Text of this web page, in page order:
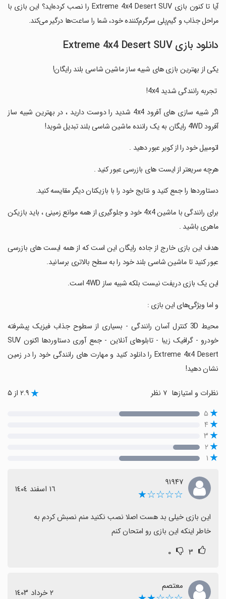
آیا تا کنون بازی Extreme 4x4 Desert SUV را نصب کرده‌اید؟ این بازی با
مراحل جذاب و گیم‌پلی سرگرم‌کننده خود، شما را ساعت‌ها درگیر می‌کند.
دانلود بازی Extreme 4x4 Desert SUV
یکی از بهترین بازی های شبیه ساز ماشین شاسی بلند رایگان!
‏ تجربه رانندگی شدید 4x4!
‏اگر شبیه سازی های آفرود 4x4 شدید را دوست دارید ، در بهترین شبیه ساز
آفرود 4WD رایگان به یک راننده ماشین شاسی بلند تبدیل شوید!
‏اتومبیل خود را از کویر عبور دهید .
‏هرچه سریعتر از ایست های بازرسی عبور کنید .
‏دستاوردها را جمع کنید و نتایج خود را با بازیکنان دیگر مقایسه کنید.
‏برای رانندگی با ماشین 4x4 خود و جلوگیری از همه موانع زمینی ، باید بازیکن
ماهری باشید .
‏هدف این بازی خارج از جاده رایگان این است که از همه ایست های بازرسی
عبور کنید تا ماشین شاسی بلند خود را به سطح بالاتری برسانید.
‏این یک بازی دریفت نیست بلکه شبیه ساز 4WD است.
‏و اما ویژگی‌های این بازی :
‏محیط 3D کنترل آسان رانندگی - بسیاری از سطوح جذاب فیزیک پیشرفته
خودرو - گرافیک زیبا - تابلوهای آنلاین - جمع آوری دستاوردها اکنون SUV
Extreme 4x4 Desert را دانلود کنید و مهارت های رانندگی خود را در زمین
نشان دهید!
نظرات و امتیازها ۲.۹ از ۵
۵
۴
۳
۲
۱
۹۱۹۴۷
☆☆☆☆★ ١٦ اسفند ١٤٠٤
خاطر اینکه این بازی رو امتحان کنم
۳ ۰
معتصم
٢ خرداد ١٤٠٣